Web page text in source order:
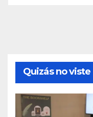
Quizás no viste